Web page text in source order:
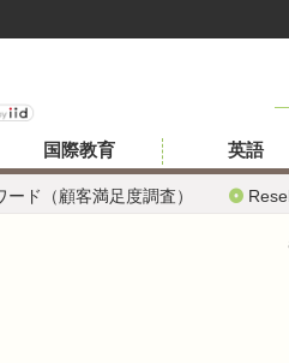
ード（顧客満足度調査）
国際教育 英語